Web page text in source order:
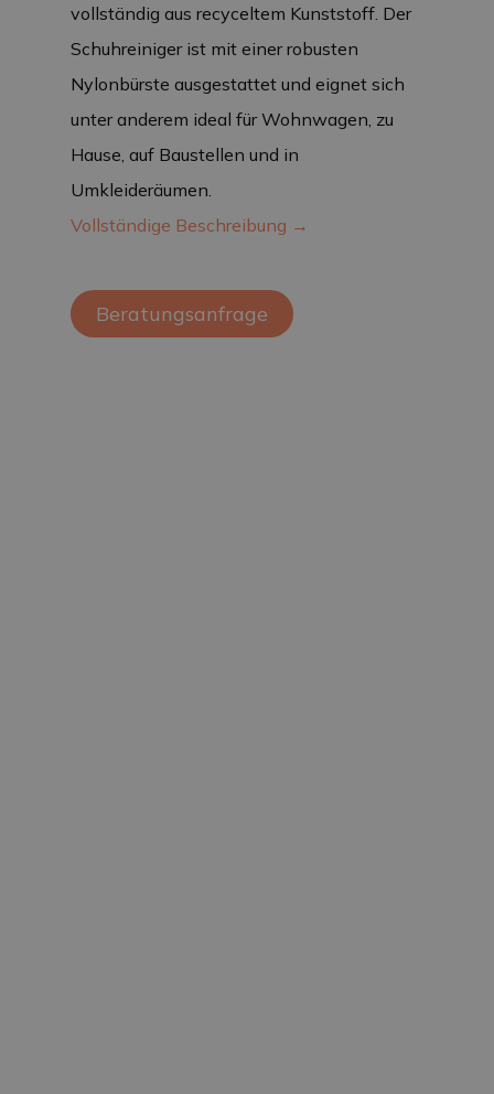
vollständig aus recyceltem Kunststoff. Der
Schuhreiniger ist mit einer robusten
Nylonbürste ausgestattet und eignet sich
unter anderem ideal für Wohnwagen, zu
Hause, auf Baustellen und in
Umkleideräumen.
Vollständige Beschreibung →
Beratungsanfrage